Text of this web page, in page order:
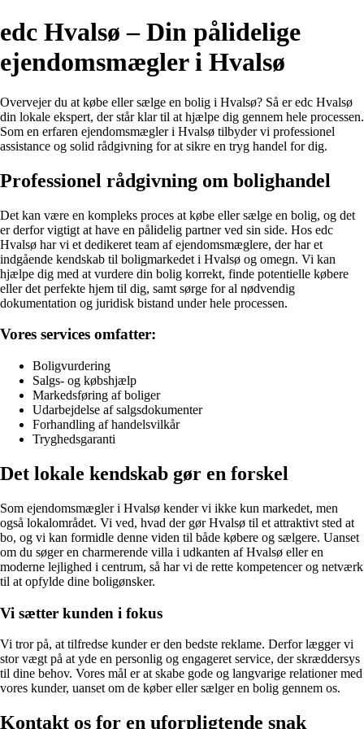
edc Hvalsø – Din pålidelige
ejendomsmægler i Hvalsø
Overvejer du at købe eller sælge en bolig i Hvalsø? Så er edc Hvalsø
din lokale ekspert, der står klar til at hjælpe dig gennem hele processen.
Som en erfaren ejendomsmægler i Hvalsø tilbyder vi professionel
assistance og solid rådgivning for at sikre en tryg handel for dig.
Professionel rådgivning om bolighandel
Det kan være en kompleks proces at købe eller sælge en bolig, og det
er derfor vigtigt at have en pålidelig partner ved sin side. Hos edc
Hvalsø har vi et dedikeret team af ejendomsmæglere, der har et
indgående kendskab til boligmarkedet i Hvalsø og omegn. Vi kan
hjælpe dig med at vurdere din bolig korrekt, finde potentielle købere
eller det perfekte hjem til dig, samt sørge for al nødvendig
dokumentation og juridisk bistand under hele processen.
Vores services omfatter:
Boligvurdering
Salgs- og købshjælp
Markedsføring af boliger
Udarbejdelse af salgsdokumenter
Forhandling af handelsvilkår
Tryghedsgaranti
Det lokale kendskab gør en forskel
Som ejendomsmægler i Hvalsø kender vi ikke kun markedet, men
også lokalområdet. Vi ved, hvad der gør Hvalsø til et attraktivt sted at
bo, og vi kan formidle denne viden til både købere og sælgere. Uanset
om du søger en charmerende villa i udkanten af Hvalsø eller en
moderne lejlighed i centrum, så har vi de rette kompetencer og netværk
til at opfylde dine boligønsker.
Vi sætter kunden i fokus
Vi tror på, at tilfredse kunder er den bedste reklame. Derfor lægger vi
stor vægt på at yde en personlig og engageret service, der skræddersys
til dine behov. Vores mål er at skabe gode og langvarige relationer med
vores kunder, uanset om de køber eller sælger en bolig gennem os.
Kontakt os for en uforpligtende snak